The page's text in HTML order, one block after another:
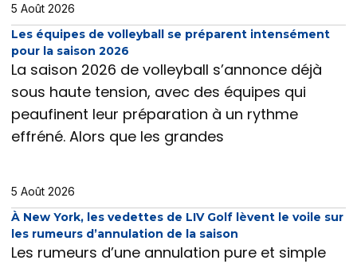
5 Août 2026
Les équipes de volleyball se préparent intensément
pour la saison 2026
La saison 2026 de volleyball s’annonce déjà
sous haute tension, avec des équipes qui
peaufinent leur préparation à un rythme
effréné. Alors que les grandes
5 Août 2026
À New York, les vedettes de LIV Golf lèvent le voile sur
les rumeurs d’annulation de la saison
Les rumeurs d’une annulation pure et simple